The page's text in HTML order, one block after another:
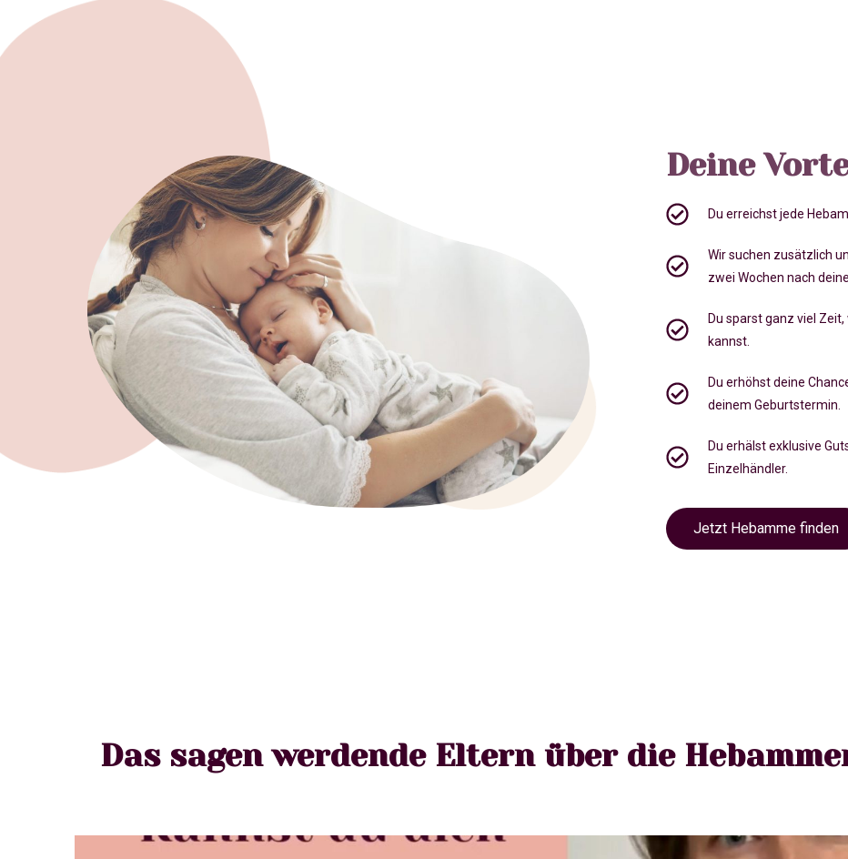
Deine
Du erreichst jede
Wir suchen zusätzlich
zwei Wochen nach
Du sparst ganz viel
kannst.
Du erhöhst deine
deinem Geburtstermin
Du erhälst exklusive
Einzelhändler.
Jetzt Hebamme finden
Das sagen werdende Eltern über die